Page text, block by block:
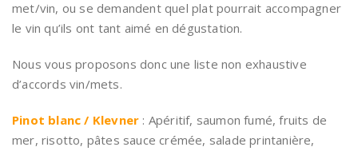
met/vin, ou se demandent quel plat pourrait accompagner
le vin qu’ils ont tant aimé en dégustation.
Nous vous proposons donc une liste non exhaustive
d’accords vin/mets.
Pinot blanc / Klevner : Apéritif, saumon fumé, fruits de
mer, risotto, pâtes sauce crémée, salade printanière,